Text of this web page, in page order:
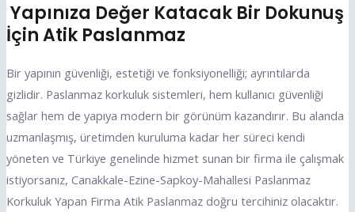
Yapınıza Değer Katacak Bir Dokunuş
İçin Atik Paslanmaz
Bir yapının güvenliği, estetiği ve fonksiyonelliği; ayrıntılarda
gizlidir. Paslanmaz korkuluk sistemleri, hem kullanıcı güvenliği
sağlar hem de yapıya modern bir görünüm kazandırır. Bu alanda
uzmanlaşmış, üretimden kuruluma kadar her süreci kendi
yöneten ve Türkiye genelinde hizmet sunan bir firma ile çalışmak
istiyorsanız, Canakkale-Ezine-Sapkoy-Mahallesi Paslanmaz
Korkuluk Yapan Firma Atik Paslanmaz doğru tercihiniz olacaktır.